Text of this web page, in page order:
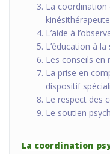
La coordination
L’aide à
L’éducation à
Les conseils en
La prise en
dispositif
Le respect des
Le soutien
La coordination